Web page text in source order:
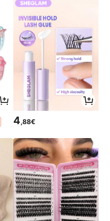
4,88€